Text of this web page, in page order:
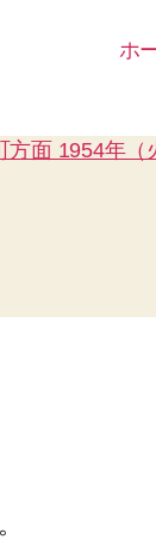
ホ
面 1954年